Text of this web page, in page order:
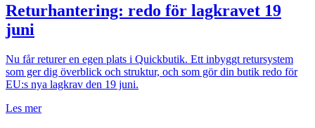
Returhantering: redo för lagkravet 19
juni
Nu får returer en egen plats i Quickbutik. Ett inbyggt retursystem
som ger dig överblick och struktur, och som gör din butik redo för
EU:s nya lagkrav den 19 juni.
Les mer